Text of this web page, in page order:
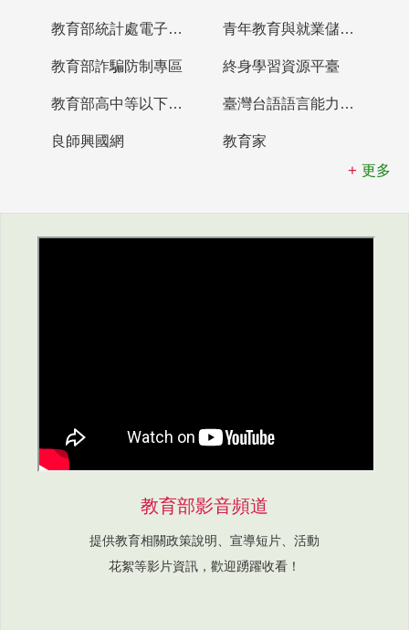
教育部統計處電子書櫃 青年教育與就業儲蓄帳戶
教育部詐騙防制專區 終身學習資源平臺
教育部高中等以下學校及幼兒園教師資格檢定考試 臺灣台語語言能力認證網站
良師興國網
教育家
更多
教育部影音頻道
提供教育相關政策說明、宣導短片、活動
花絮等影片資訊，歡迎踴躍收看！